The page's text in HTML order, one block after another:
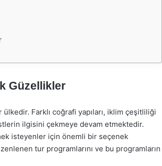
Güzellikler
Farklı coğrafi yapıları, iklim çeşitliliği
ilgisini çekmeye devam etmektedir.
isteyenler için önemli bir seçenek
tur programlarını ve bu programların